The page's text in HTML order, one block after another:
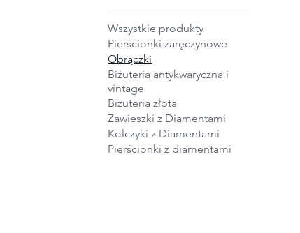
Wszystkie produkty
Pierścionki zaręczynowe
Obrączki
Biżuteria antykwaryczna i
vintage
Biżuteria złota
Zawieszki z Diamentami
Kolczyki z Diamentami
Pierścionki z diamentami